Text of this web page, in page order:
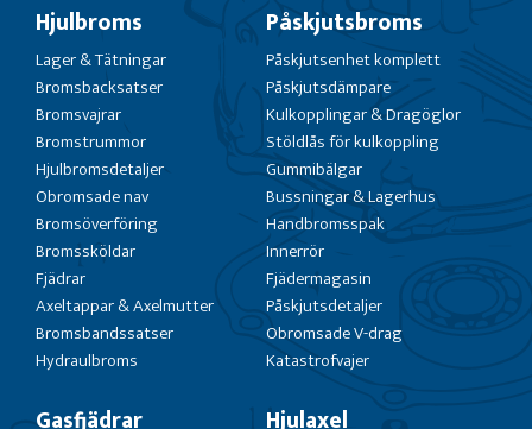
Hjulbroms
Lager & Tätningar
Bromsbacksatser
Bromsvajrar
Bromstrummor
Hjulbromsdetaljer
Obromsade nav
Bromsöverföring
Bromssköldar
Fjädrar
Axeltappar & Axelmutter
Bromsbandssatser
Hydraulbroms
Påskjutsbroms
Påskjutsenhet komplett
Påskjutsdämpare
Kulkopplingar & Dragöglor
Stöldlås för kulkoppling
Gummibälgar
Bussningar & Lagerhus
Handbromsspak
Innerrör
Fjädermagasin
Påskjutsdetaljer
Obromsade V-drag
Katastrofvajer
Gasfjädrar Hjulaxel